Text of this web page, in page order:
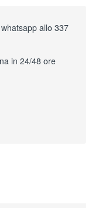
allo 337
in 24/48 ore